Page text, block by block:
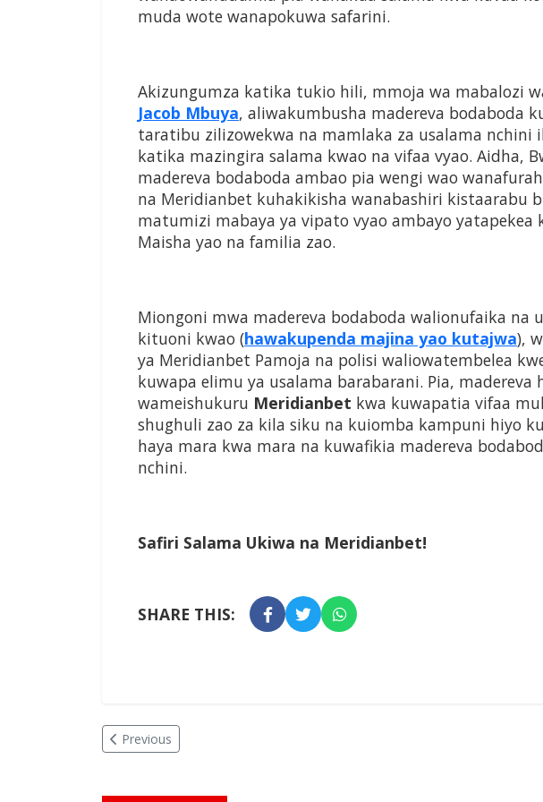
muda wote wanapokuwa safarini.
Akizungumza katika tukio hili, mmoja wa mabalozi
Jacob Mbuya, aliwakumbusha madereva bodaboda
taratibu zilizowekwa na mamlaka za usalama nchini
katika mazingira salama kwao na vifaa vyao. Aidha,
madereva bodaboda ambao pia wengi wao
na Meridianbet kuhakikisha wanabashiri kistaarabu
matumizi mabaya ya vipato vyao ambayo yatapekea
Maisha yao na familia zao.
Miongoni mwa madereva bodaboda walionufaika na
kituoni kwao (hawakupenda majina yao kutajwa),
ya Meridianbet Pamoja na polisi waliowatembelea
kuwapa elimu ya usalama barabarani. Pia, madereva
wameishukuru Meridianbet kwa kuwapatia vifaa
shughuli zao za kila siku na kuiomba kampuni hiyo
haya mara kwa mara na kuwafikia madereva
nchini.
Safiri Salama Ukiwa na Meridianbet!
SHARE THIS:
Previous